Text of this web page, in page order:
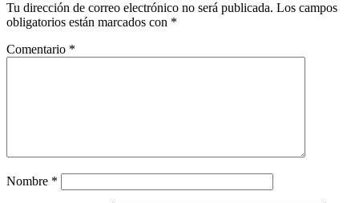
Tu dirección de correo electrónico no será publicada. Los campos
obligatorios están marcados con *
Comentario *
Nombre *